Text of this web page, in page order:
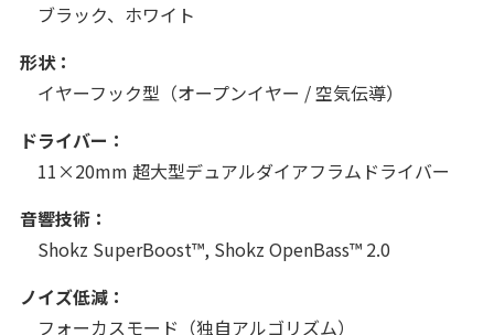
ブラック、ホワイト
形状：
イヤーフック型（オープンイヤー / 空気伝導）
ドライバー：
11×20mm 超大型デュアルダイアフラムドライバー
音響技術：
Shokz SuperBoost™, Shokz OpenBass™ 2.0
ノイズ低減：
フォーカスモード（独自アルゴリズム）